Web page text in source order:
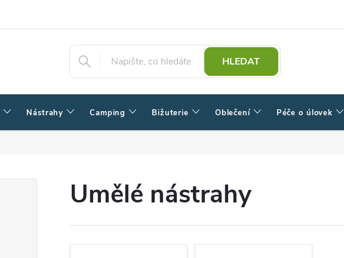
HLEDAT
Nástrahy Camping Bižuterie Oblečení Péče o úlovek
Umělé nástrahy